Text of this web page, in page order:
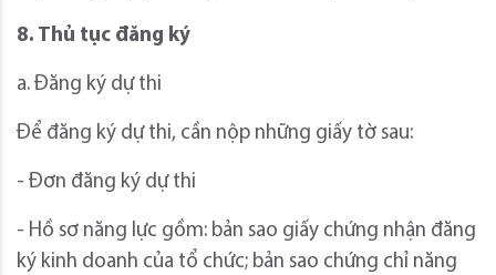
8. Thủ tục đăng ký
a. Đăng ký dự thi
Để đăng ký dự thi, cần nộp những giấy tờ sau:
- Đơn đăng ký dự thi
- Hồ sơ năng lực gồm: bản sao giấy chứng nhận đăng
ký kinh doanh của tổ chức; bản sao chứng chỉ năng